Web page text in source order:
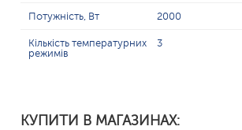
Потужність, Вт 2000
Кількість температурних
режимів
3
КУПИТИ В МАГАЗИНАХ: